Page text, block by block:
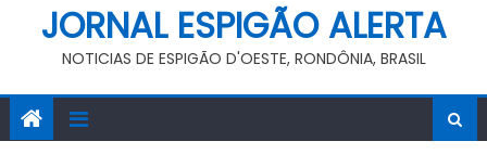
JORNAL ESPIGÃO ALERTA
NOTICIAS DE ESPIGÃO D'OESTE, RONDÔNIA, BRASIL